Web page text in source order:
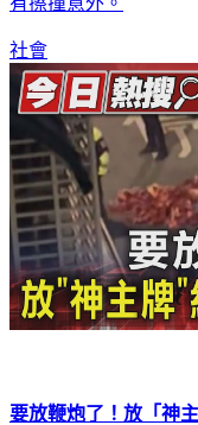
社會
要放鞭炮了！放「神